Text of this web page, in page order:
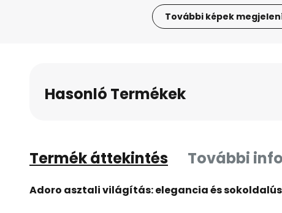
További képek
Hasonló Termékek
Termék áttekintés További
Adoro asztali világítás: elegancia és